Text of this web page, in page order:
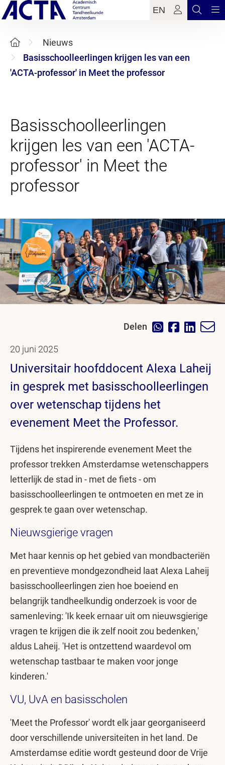
EN
Nieuws
Basisschoolleerlingen krijgen les van een
'ACTA-professor' in Meet the professor
Basisschoolleerlingen
krijgen les van een 'ACTA-
professor' in Meet the
Delen
20 juni 2025
Universitair hoofddocent Alexa Laheij
in gesprek met basisschoolleerlingen
over wetenschap tijdens het
evenement Meet the Professor.
Tijdens het inspirerende evenement Meet the
professor trekken Amsterdamse wetenschappers
letterlijk de stad in - met de fiets - om
basisschoolleerlingen te ontmoeten en met ze in
gesprek te gaan over wetenschap.
Nieuwsgierige vragen
Met haar kennis op het gebied van mondbacteriën
en preventieve mondgezondheid laat Alexa Laheij
basisschoolleerlingen zien hoe boeiend en
belangrijk tandheelkundig onderzoek is voor de
samenleving: 'Ik keek ernaar uit om nieuwsgierige
vragen te krijgen die ik zelf nooit zou bedenken,'
aldus Laheij. 'Het is ontzettend waardevol om
wetenschap tastbaar te maken voor jonge
kinderen.'
VU, UvA en basisscholen
'Meet the Professor' wordt elk jaar georganiseerd
door verschillende universiteiten in het land. De
Amsterdamse editie wordt gesteund door de Vrije